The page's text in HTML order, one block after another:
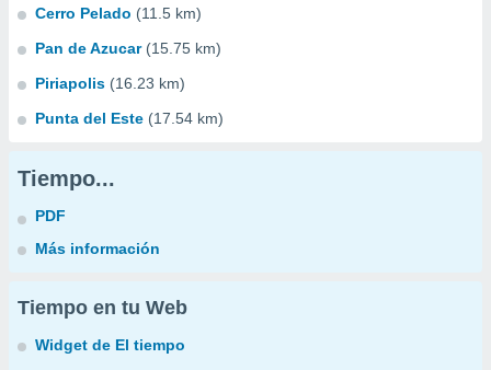
Cerro Pelado (11.5 km)
Pan de Azucar (15.75 km)
Piriapolis (16.23 km)
Punta del Este (17.54 km)
Tiempo...
PDF
Más información
Tiempo en tu Web
Widget de El tiempo